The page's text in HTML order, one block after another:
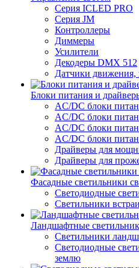
Серия ICLED PRO
Серия JM
Контроллеры
Диммеры
Усилители
Декодеры DMX 512
Датчики движения,
Блоки питания и
AC/DC блоки
AC/DC блоки
AC/DC блоки
AC/DC блоки
Драйверы для
Драйверы для
Фасадные светильники
Светодиодные
Светильники
Ландшафтные
Светильники
Светодиодные
землю